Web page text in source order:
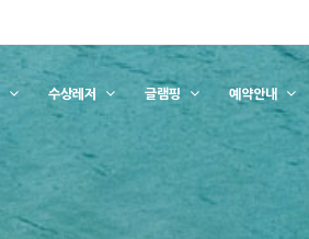
수상레저 글램핑 예약안내